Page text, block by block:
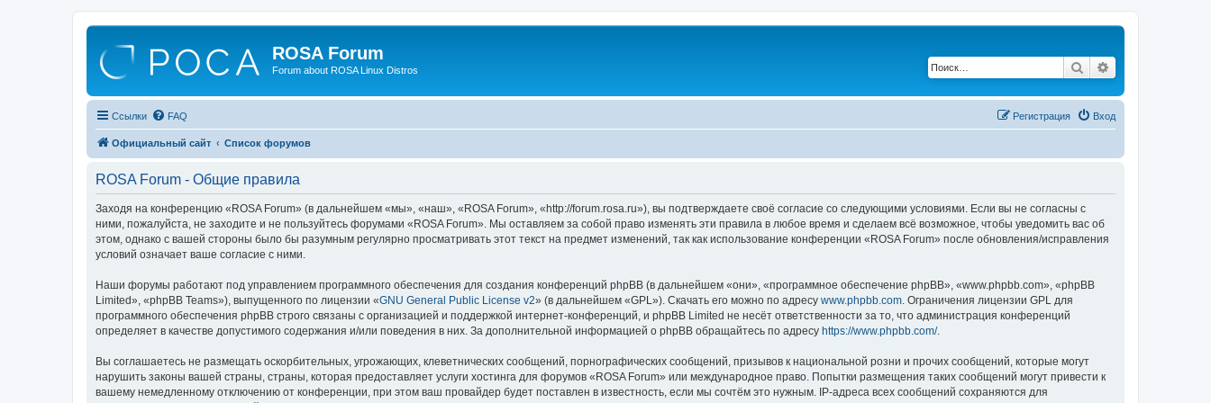
ROSA Forum
Forum about ROSA Linux Distros Поиск
Ссылки FAQ Вход
Регистрация
Официальный сайт Список форумов
ROSA Forum - Общие правила
Заходя на конференцию «ROSA Forum» (в дальнейшем «мы», «наш», «ROSA Forum», «http://forum.rosa.ru»), вы подтверждаете своё согласие со следующими условиями. Если вы не согласны с
ними, пожалуйста, не заходите и не пользуйтесь форумами «ROSA Forum». Мы оставляем за собой право изменять эти правила в любое время и сделаем всё возможное, чтобы уведомить вас об
этом, однако с вашей стороны было бы разумным регулярно просматривать этот текст на предмет изменений, так как использование конференции «ROSA Forum» после обновления/исправления
условий означает ваше согласие с ними.
Наши форумы работают под управлением программного обеспечения для создания конференций phpBB (в дальнейшем «они», «программное обеспечение phpBB», «www.phpbb.com», «phpBB
Limited», «phpBB Teams»), выпущенного по лицензии «GNU General Public License v2» (в дальнейшем «GPL»). Скачать его можно по адресу www.phpbb.com . Ограничения лицензии GPL для
программного обеспечения phpBB строго связаны с организацией и поддержкой интернет-конференций, и phpBB Limited не несёт ответственности за то, что администрация конференций
определяет в качестве допустимого содержания и/или поведения в них. За дополнительной информацией о phpBB обращайтесь по адресу https://www.phpbb.com/.
Вы соглашаетесь не размещать оскорбительных, угрожающих, клеветнических сообщений, порнографических сообщений, призывов к национальной розни и прочих сообщений, которые могут
нарушить законы вашей страны, страны, которая предоставляет услуги хостинга для форумов «ROSA Forum» или международное право. Попытки размещения таких сообщений могут привести к
вашему немедленному отключению от конференции, при этом ваш провайдер будет поставлен в известность, если мы сочтём это нужным. IP-адреса всех сообщений сохраняются для